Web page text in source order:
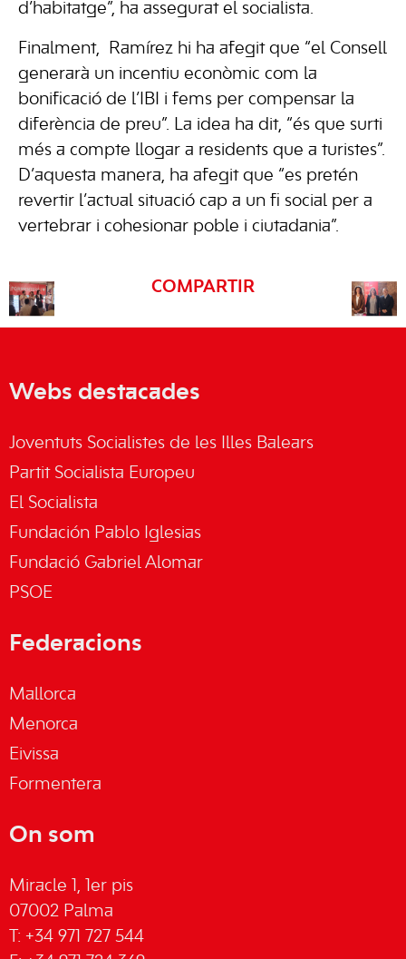
d’habitatge”, ha assegurat el socialista.
Finalment, Ramírez hi ha afegit que “el Consell
generarà un incentiu econòmic com la
bonificació de l’IBI i fems per compensar la
diferència de preu”. La idea ha dit, “és que surti
més a compte llogar a residents que a turistes”.
D’aquesta manera, ha afegit que “es pretén
revertir l’actual situació cap a un fi social per a
vertebrar i cohesionar poble i ciutadania”.
COMPARTIR
Webs destacades
Joventuts Socialistes de les Illes Balears
Partit Socialista Europeu
El Socialista
Fundación Pablo Iglesias
Fundació Gabriel Alomar
PSOE
Federacions
Mallorca
Menorca
Eivissa
Formentera
On som
Miracle 1, 1er pis
07002 Palma
T: +34 971 727 544